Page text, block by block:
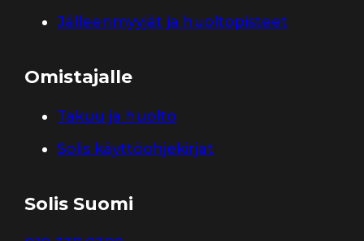
Jälleenmyyjät ja huoltopisteet
Omistajalle
Takuu ja huolto
Solis käyttöohjekirjat
Solis Suomi